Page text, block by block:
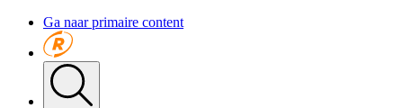
Ga naar primaire content